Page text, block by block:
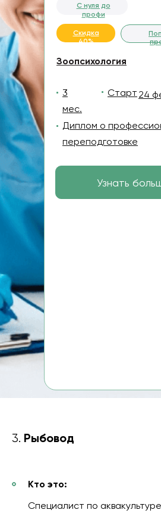
Зоопсихология
С нуля до
профи
Узнать
Скидка
40%
Диплом о
переподготовке
3
мес.
24
Старт
3. Рыбовод
Кто это:
Специалист по